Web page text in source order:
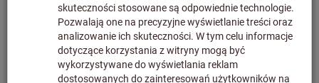
M22 M24 M27 M30
Chcesz zamówić więcej niż jeden artykuł?